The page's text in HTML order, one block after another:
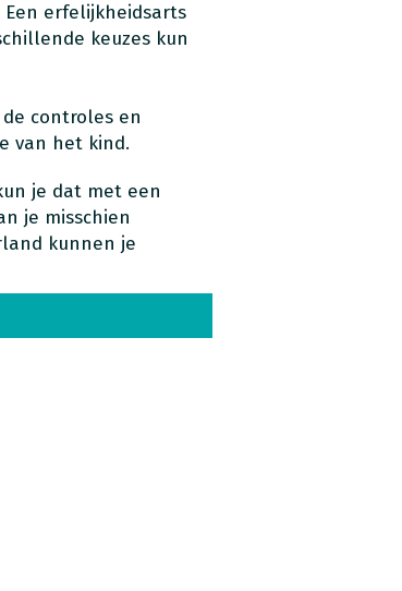
Een erfelijkheidsarts
keuzes kun
de controles en
van het kind.
je dat met een
je misschien
kunnen je